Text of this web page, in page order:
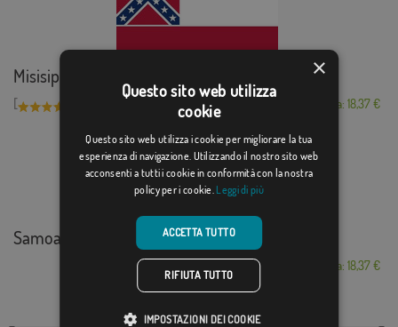
Misisipi
[ Da: 18,37 €
Samoa Americana
Da: 18,37 €
×
Questo sito web utilizza
cookie
Questo sito web utilizza i cookie per migliorare la tua
esperienza di navigazione. Utilizzando il nostro sito web
acconsenti a tutti i cookie in conformità con la nostra
policy per i cookie. Leggi di più
ACCETTA TUTTO
RIFIUTA TUTTO
IMPOSTAZIONI DEI COOKIE